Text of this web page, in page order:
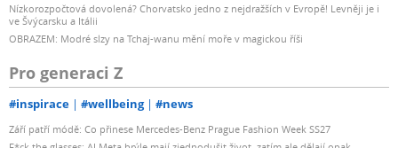
Nízkorozpočtová dovolená? Chorvatsko jedno z nejdražších v Evropě! Levněji je i
ve Švýcarsku a Itálii
OBRAZEM: Modré slzy na Tchaj-wanu mění moře v magickou říši
Pro generaci Z
#inspirace #wellbeing #news
Září patří módě: Co přinese Mercedes-Benz Prague Fashion Week SS27